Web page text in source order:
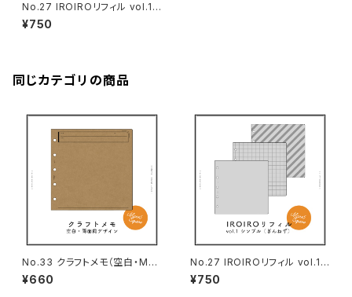
No.27 IROIROリフィル vol.1
シンプル（もも・M5スクエアサイ
ズ）
¥750
同じカテゴリの商品
No.33 クラフトメモ（空白・M5
スクエアサイズ）
¥660
No.27 IROIROリフィル vol.1
シンプル（ぎんねず・M5スクエア
サイズ）
¥750